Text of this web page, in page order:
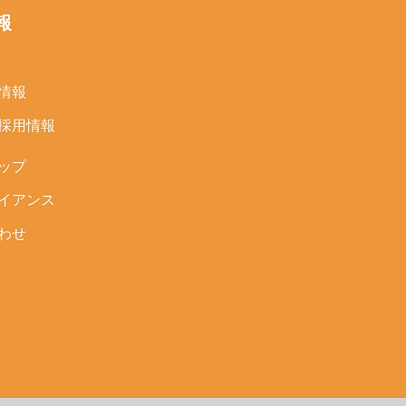
報
用情報
プ
アンス
せ